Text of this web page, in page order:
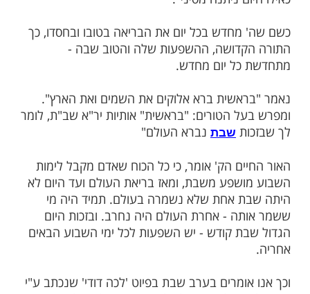
עוד תוכן חדש ומפתיע! התחברו לכל
את התורה מתחילתה, בהתחדשות
אומרים "כל יום יהיו בעיניך כחדשים,
ניתנה מסיני".
בכל יום את הבריאה בטובו ובחסדו, כך
ההשפעות שלה והטוב שבה -
יום מחדש.
ברא אלוקים את השמים ואת הארץ".